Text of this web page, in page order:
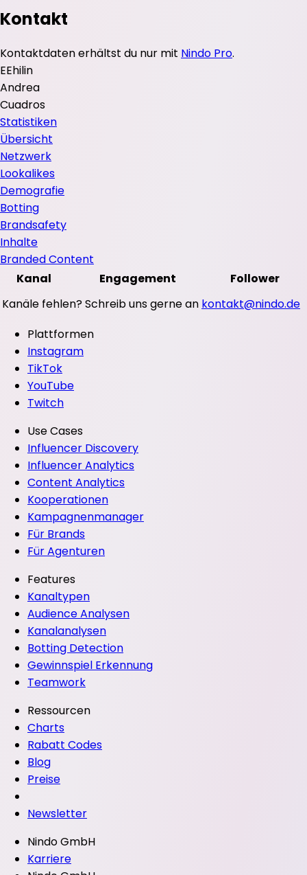
Kontakt
Kontaktdaten erhältst du nur mit Nindo Pro.
EEhilin
Andrea
Cuadros
Statistiken
Übersicht
Netzwerk
Lookalikes
Demografie
Botting
Brandsafety
Inhalte
Branded Content
Kanal
Engagement
Follower
Kanäle fehlen? Schreib uns gerne an kontakt@nindo.de
Plattformen
Instagram
TikTok
YouTube
Twitch
Use Cases
Influencer Discovery
Influencer Analytics
Content Analytics
Kooperationen
Kampagnenmanager
Für Brands
Für Agenturen
Features
Kanaltypen
Audience Analysen
Kanalanalysen
Botting Detection
Gewinnspiel Erkennung
Teamwork
Ressourcen
Charts
Rabatt Codes
Blog
Preise
Newsletter
Nindo GmbH
Karriere